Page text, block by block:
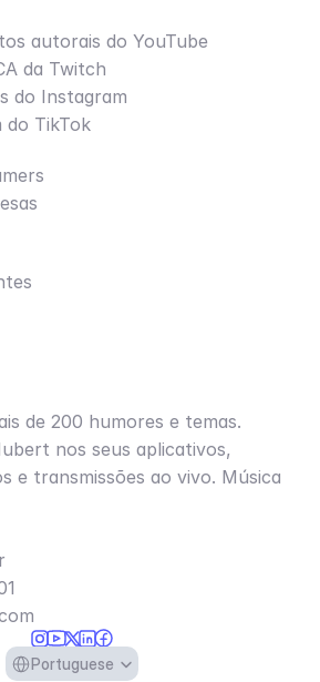
autorais do YouTube
da Twitch
do Instagram
do TikTok
de 200 humores e temas.
nos seus aplicativos,
e transmissões ao vivo. Música
Select Language
Portuguese